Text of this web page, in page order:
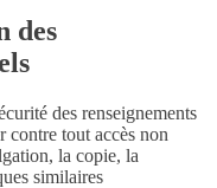
des
des renseignements
contre tout accès non
la copie, la
similaires